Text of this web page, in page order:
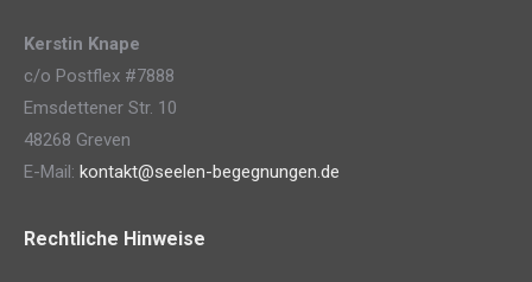
Kerstin Knape
c/o Postflex #7888
Emsdettener Str. 10
48268 Greven
E-Mail: kontakt@seelen-begegnungen.de
Rechtliche Hinweise